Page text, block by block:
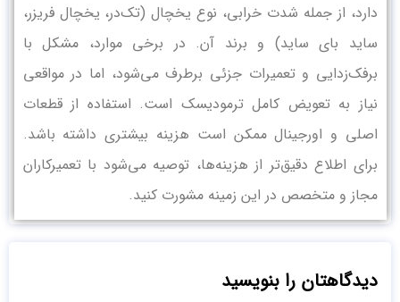
دارد، از جمله شدت خرابی، نوع یخچال (تک‌در، یخچال فریزر،
ساید بای ساید) و برند آن. در برخی موارد، مشکل با
برفک‌زدایی و تعمیرات جزئی برطرف می‌شود، اما در مواقعی
نیاز به تعویض کامل ترمودیسک است. استفاده از قطعات
اصلی و اورجینال ممکن است هزینه بیشتری داشته باشد.
برای اطلاع دقیق‌تر از هزینه‌ها، توصیه می‌شود با تعمیرکاران
مجاز و متخصص در این زمینه مشورت کنید.
دیدگاهتان را بنویسید